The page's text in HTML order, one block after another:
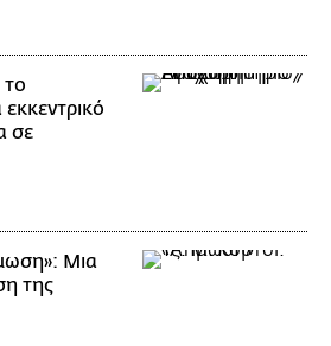
το
σε
Μια
της